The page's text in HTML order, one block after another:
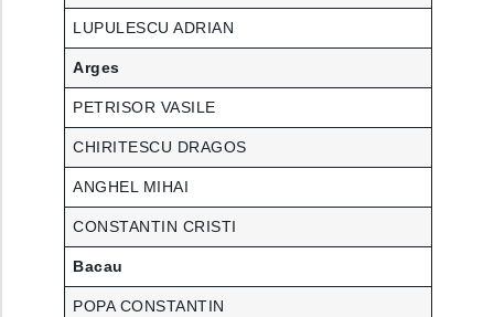
LUPULESCU ADRIAN
Arges
PETRISOR VASILE
CHIRITESCU DRAGOS
ANGHEL MIHAI
CONSTANTIN CRISTI
Bacau
POPA CONSTANTIN